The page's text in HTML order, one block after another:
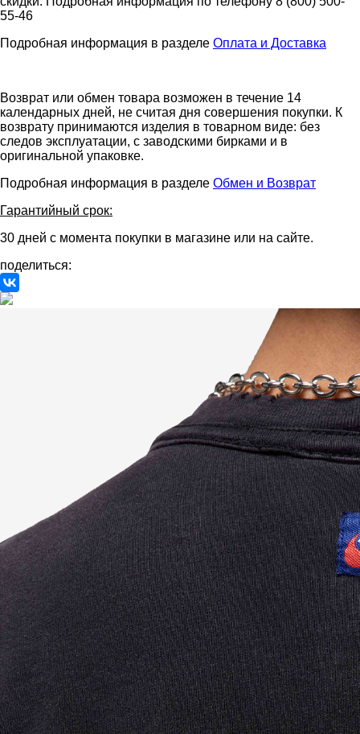
55-46
Подробная информация в разделе Оплата и Доставка
Возврат или обмен товара возможен в течение 14
календарных дней, не считая дня совершения покупки. К
возврату принимаются изделия в товарном виде: без
следов эксплуатации, с заводскими бирками и в
оригинальной упаковке.
Подробная информация в разделе Обмен и Возврат
Гарантийный срок:
30 дней с момента покупки в магазине или на сайте.
поделиться: